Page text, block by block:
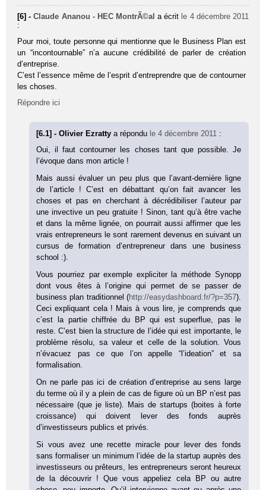
[6] -Claude Ananou - HEC MontrÃ©al a écrit le 4 décembre 2011
:
Pour moi, toute personne qui mentionne que le Business Plan est
un “incontournable” n’a aucune crédibilité de parler de création
d’entreprise.
C’est l’essence même de l’esprit d’entreprendre que de contourner
les choses.
Répondre ici
[6.1] - Olivier Ezrattya répondu le 4 décembre 2011 :
Oui, il faut contourner les choses tant que possible. Je
l’évoque dans mon article !
Mais aussi évaluer un peu plus que l’avant-dernière ligne
de l’article ! C’est en débattant qu’on fait avancer les
choses et pas en cherchant à décrédibiliser l’auteur par
une invective un peu gratuite ! Sinon, tant qu’à être vache
et dans la même lignée, on pourrait aussi affirmer que les
vrais entrepreneurs le sont rarement devenus en suivant un
cursus de formation d’entrepreneur dans une business
school :).
Vous pourriez par exemple expliciter la méthode Synopp
dont vous êtes à l’origine qui permet de se passer de
business plan traditionnel (http://easydashboard.fr/?p=357).
Ceci expliquant cela ! Mais à vous lire, je comprends que
c’est la partie chiffrée du BP qui est superflue, pas le
reste. C’est bien la structure de l’idée qui est importante, le
problème résolu, sa valeur et celle de la solution. Vous
n’évacuez pas ce que l’on appelle “l’ideation” et sa
formalisation.
On ne parle pas ici de création d’entreprise au sens large
du terme où il y a plein de cas de figure où un BP n’est pas
nécessaire (que je liste). Mais de startups (boites à forte
croissance) qui doivent lever des fonds auprès
d’investisseurs publics et privés.
Si vous avez une recette miracle pour lever des fonds
sans formaliser un minimum l’idée de la startup auprès des
investisseurs ou prêteurs, les entrepreneurs seront heureux
de la découvrir ! Que vous appeliez cela BP ou autre